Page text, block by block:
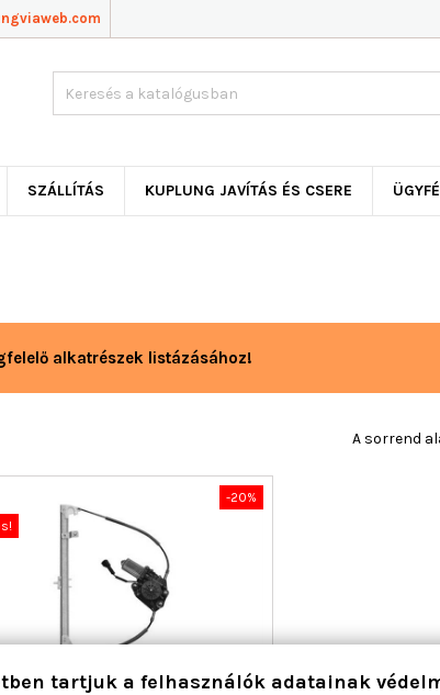
SZÁLLÍTÁS KUPLUNG JAVÍTÁS ÉS CSERE
alkatrészek listázásához!
A sorrend
-20%
tartjuk a felhasználók adatainak